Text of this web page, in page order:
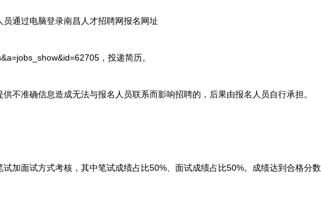
通过电脑登录南昌人才招聘网报名网址
，投递简历。
准确信息造成无法与报名人员联系而影响招聘的，后果由报名人员自行承担。
面试方式考核，其中笔试成绩占比50%、面试成绩占比50%。成绩达到合格分数